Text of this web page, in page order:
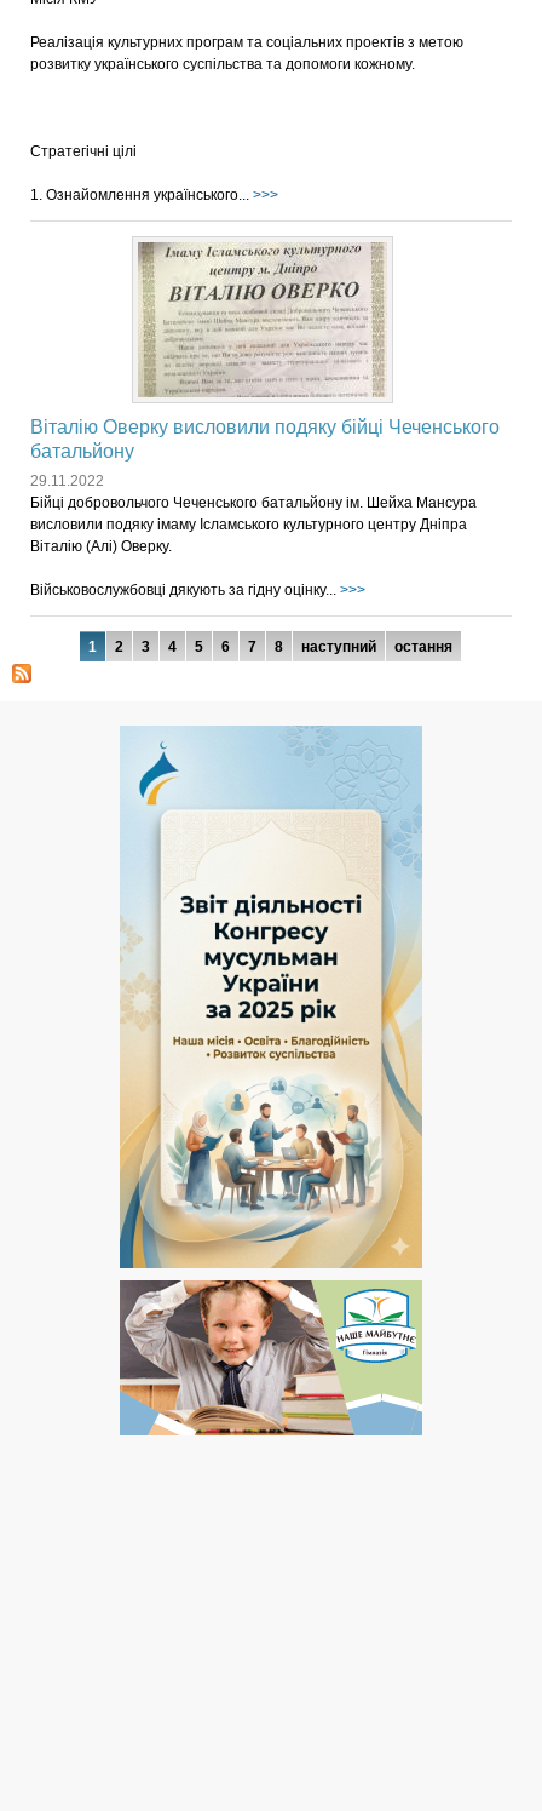
Реалізація культурних програм та соціальних проектів з метою
розвитку українського суспільства та допомоги кожному.
Стратегічні цілі
1. Ознайомлення українського... >>>
Віталію Оверку висловили подяку бійці Чеченського
батальйону
29.11.2022
Бійці добровольчого Чеченського батальйону ім. Шейха Мансура
висловили подяку імаму Ісламського культурного центру Дніпра
Віталію (Алі) Оверку.
Військовослужбовці дякують за гідну оцінку... >>>
Сторінки
1 2 3 4 5 6 7 8 наступний остання